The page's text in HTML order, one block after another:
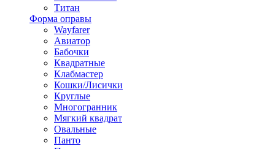
Титан
Форма оправы
Wayfarer
Авиатор
Бабочки
Квадратные
Клабмастер
Кошки/Лисички
Круглые
Многогранник
Мягкий квадрат
Овальные
Панто